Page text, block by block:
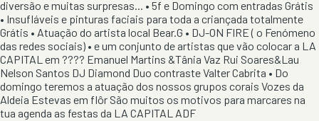
diversão e muitas surpresas... • 5f e Domingo com entradas Grátis
• Insufláveis e pinturas faciais para toda a criançada totalmente
Grátis • Atuação do artista local Bear.G • DJ-ON FIRE ( o Fenómeno
das redes sociais) • e um conjunto de artistas que vão colocar a LA
CAPITAL em ???? Emanuel Martins &Tânia Vaz Rui Soares&Lau
Nelson Santos DJ Diamond Duo contraste Valter Cabrita • Do
domingo teremos a atuação dos nossos grupos corais Vozes da
Aldeia Estevas em flôr São muitos os motivos para marcares na
tua agenda as festas da LA CAPITAL ADF